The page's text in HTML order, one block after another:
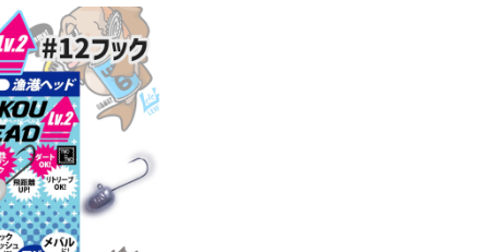
ノーマル 各サイズ
】